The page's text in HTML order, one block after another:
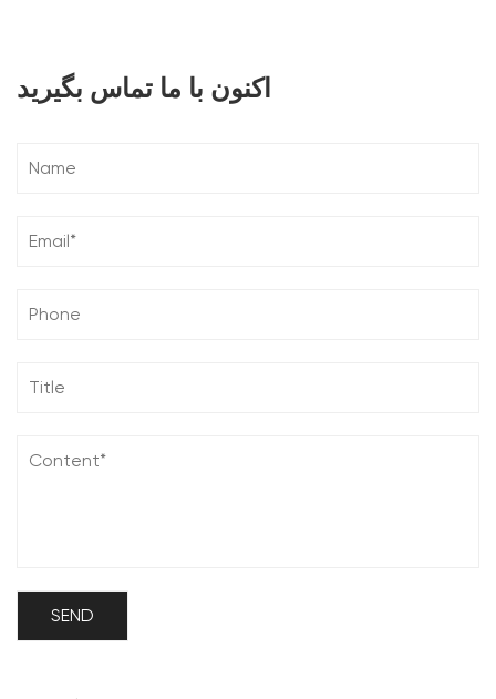
اکنون با ما تماس بگیرید